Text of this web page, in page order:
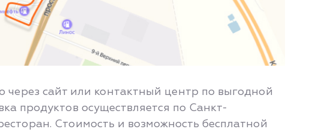
через сайт или контактный центр по выгодной
продуктов осуществляется по Санкт-
Стоимость и возможность бесплатной